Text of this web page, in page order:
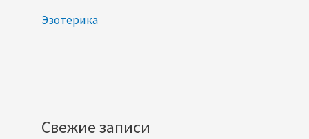
Эзотерика
Свежие записи